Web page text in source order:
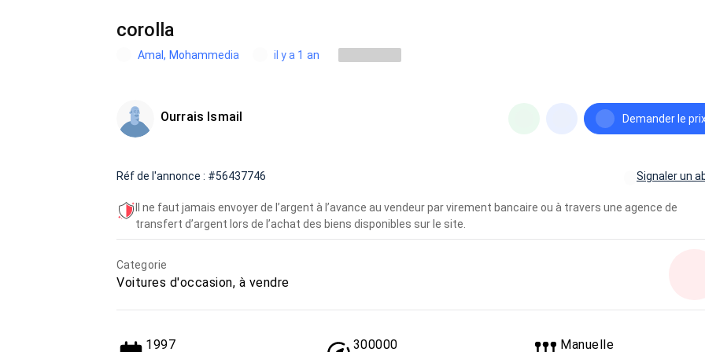
corolla
Amal, Mohammedia il y a 1 an
Ourrais Ismail Demander le
Réf de l'annonce : #56437746 Signaler un
Il ne faut jamais envoyer de l’argent à l’avance au vendeur par virement bancaire ou à travers une agence de
transfert d’argent lors de l’achat des biens disponibles sur le site.
Categorie
Voitures d'occasion, à vendre
1997 300000 Manuelle